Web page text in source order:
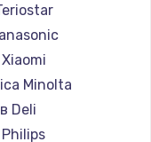
Minolta
Deli